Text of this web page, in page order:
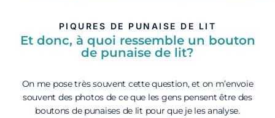
PIQURES DE PUNAISE DE LIT
Et donc, à quoi ressemble un bouton
de punaise de lit?
On me pose très souvent cette question, et on m’envoie
souvent des photos de ce que les gens pensent être des
boutons de punaises de lit pour que je les analyse.